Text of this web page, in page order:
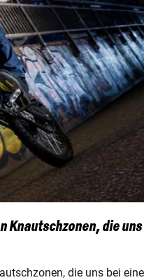
Knautschzonen, die
die uns bei